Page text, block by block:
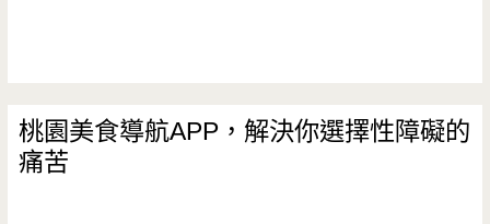
桃園美食導航APP，解決你選擇性障礙的
痛苦